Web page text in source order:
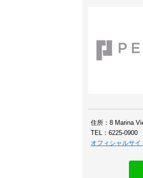
住所：8 Marina
TEL：6225-0900
オフィシャルサイ